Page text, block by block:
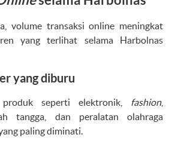
volume transaksi online meningkat
yang terlihat selama Harbolnas
yang diburu
produk seperti elektronik, fashion,
tangga, dan peralatan olahraga
paling diminati.